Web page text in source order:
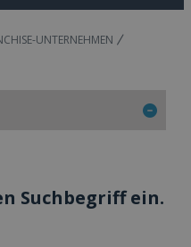
UNTERNEHMEN
Suchbegriff ein.